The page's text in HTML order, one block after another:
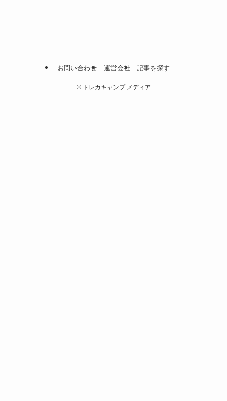
お問い合わせ 運営会社 記事を探す
©トレカキャンプ メディア